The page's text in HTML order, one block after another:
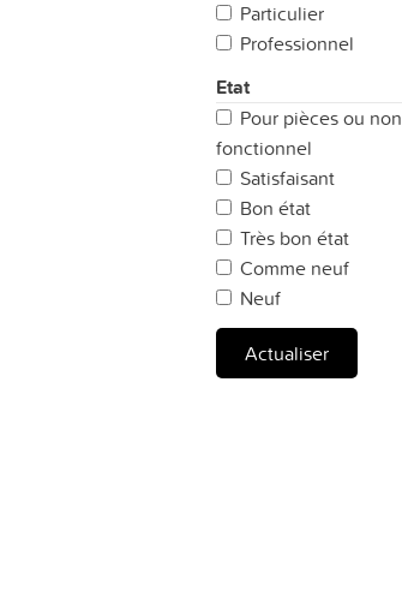
Particulier
Professionnel
Etat
Pour pièces ou non
fonctionnel
Satisfaisant
Bon état
Très bon état
Comme neuf
Neuf
Actualiser